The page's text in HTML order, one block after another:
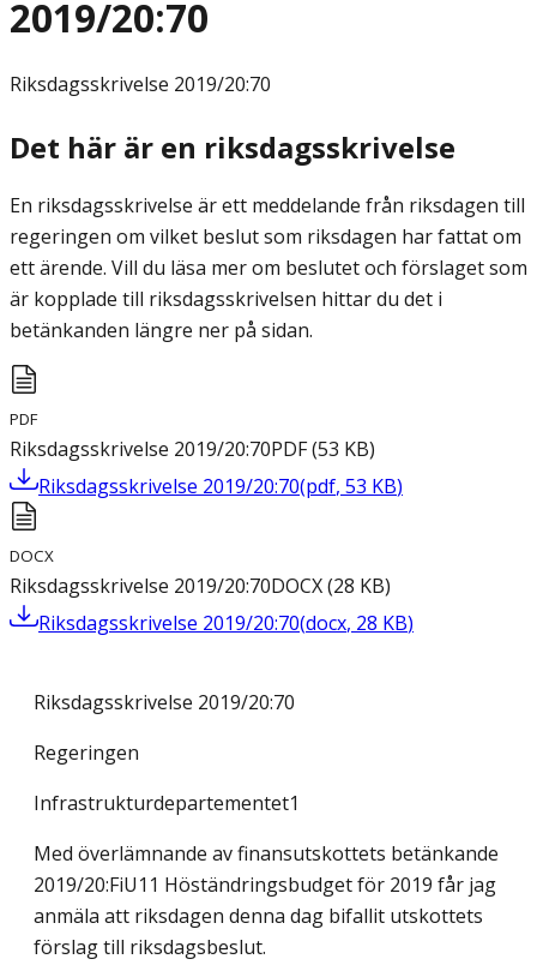
2019/20:70
Riksdagsskrivelse 2019/20:70
Det här är en riksdagsskrivelse
En riksdagsskrivelse är ett meddelande från riksdagen till
regeringen om vilket beslut som riksdagen har fattat om
ett ärende. Vill du läsa mer om beslutet och förslaget som
är kopplade till riksdagsskrivelsen hittar du det i
betänkanden längre ner på sidan.
PDF
Riksdagsskrivelse 2019/20:70PDF(53 KB)
Riksdagsskrivelse 2019/20:70(pdf, 53 KB)
DOCX
Riksdagsskrivelse 2019/20:70DOCX(28 KB)
Riksdagsskrivelse 2019/20:70(docx, 28 KB)
Riksdagsskrivelse 2019/20:70
Regeringen
Infrastrukturdepartementet1
Med överlämnande av finansutskottets betänkande
2019/20:FiU11 Höständringsbudget för 2019 får jag
anmäla att riksdagen denna dag bifallit utskottets
förslag till riksdagsbeslut.